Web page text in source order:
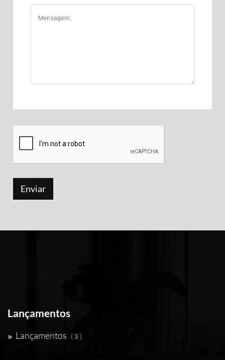
Mensagem:
Lançamentos
Lançamentos ( 3 )